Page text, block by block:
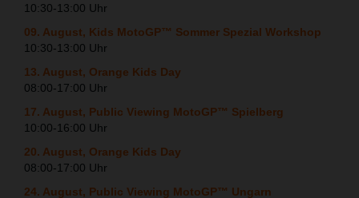
10:30-13:00 Uhr
09. August, Kids MotoGP™ Sommer Spezial Workshop
10:30-13:00 Uhr
13. August, Orange Kids Day
08:00-17:00 Uhr
17. August, Public Viewing MotoGP™ Spielberg
10:00-16:00 Uhr
20. August, Orange Kids Day
08:00-17:00 Uhr
24. August, Public Viewing MotoGP™ Ungarn